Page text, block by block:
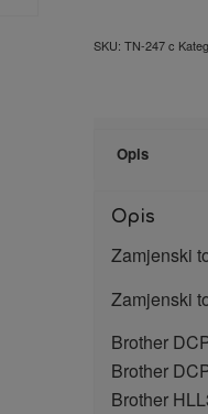
SKU:TN-247 c
Opis
Opis
Zamjenski
Zamjenski
Brother
Brother
Brother